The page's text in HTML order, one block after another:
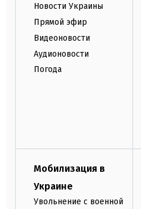
Новости Украины
Прямой эфир
Видеоновости
Аудионовости
Погода
Мобилизация в
Украине
Увольнение с военной